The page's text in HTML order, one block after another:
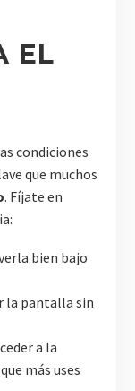
EL
condiciones
que muchos
. Fíjate en
bien bajo
la pantalla sin
a la
más uses